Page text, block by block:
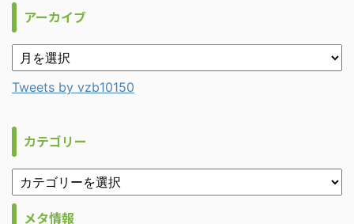
アーカイブ
Tweets by vzb10150
カテゴリー
メタ情報